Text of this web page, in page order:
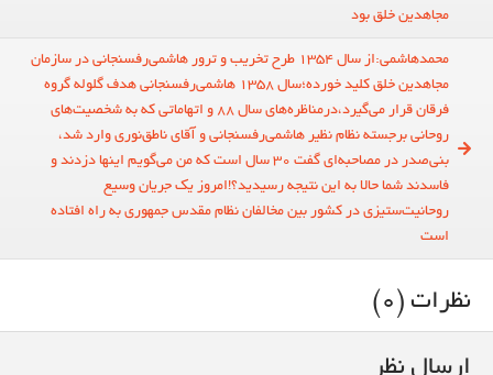
مجاهدین خلق بود
محمدهاشمی:از سال 1354 طرح تخریب و ترور هاشمی‌رفسنجانی در سازمان
مجاهدین خلق کلید خورده؛سال 1358 هاشمی‌رفسنجانی هدف گلوله گروه
فرقان قرار می‌گیرد،درمناظره‌های سال 88 و اتهاماتی که به شخصیت‌های
روحانی برجسته نظام نظیر هاشمی‌رفسنجانی و آقای ناطق‌نوری وارد شد،
بنی‌صدر در مصاحبه‌ای گفت 30 سال است که من می‌گویم اینها دزدند و
فاسدند شما حالا به این نتیجه رسیدید؟!امروز یک جریان وسیع
روحانیت‌ستیزی در کشور بین مخالفان نظام مقدس جمهوری به راه افتاده
است
نظرات (0)
ارسال نظر